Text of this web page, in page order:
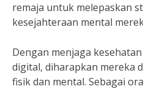
remaja untuk melepaskan
kesejahteraan mental
Dengan menjaga
digital, diharapkan mereka
fisik dan mental. Sebagai